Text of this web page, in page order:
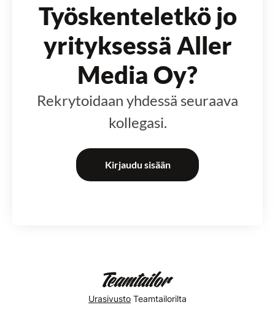
Työskenteletkö jo
yrityksessä Aller
Media Oy?
Rekrytoidaan yhdessä seuraava
kollegasi.
Kirjaudu sisään
Urasivusto Teamtailorilta